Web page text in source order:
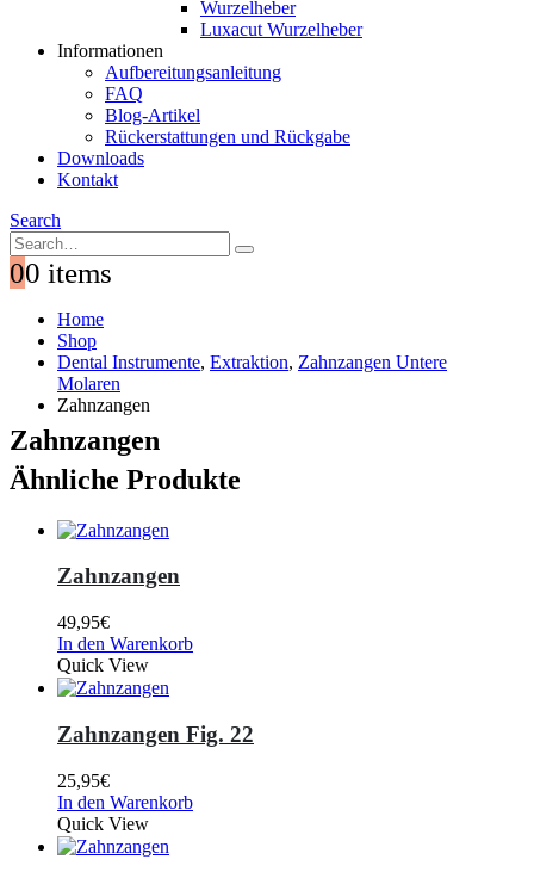
Wurzelheber
Luxacut Wurzelheber
Informationen
Aufbereitungsanleitung
FAQ
Blog-Artikel
Rückerstattungen und Rückgabe
Downloads
Kontakt
Search
00 items
Home
Shop
Dental Instrumente, Extraktion, Zahnzangen Untere
Molaren
Zahnzangen
Zahnzangen
Ähnliche Produkte
Zahnzangen
49,95€
In den Warenkorb
Quick View
Zahnzangen Fig. 22
25,95€
In den Warenkorb
Quick View